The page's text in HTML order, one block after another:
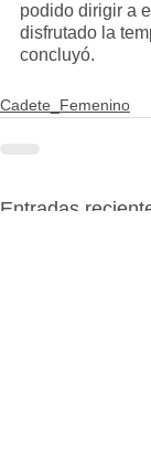
podido dirigir a
disfrutado la
concluyó.
Cadete_Femenino
Entradas